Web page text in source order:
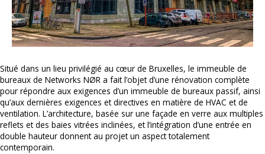
Situé dans un lieu privilégié au cœur de Bruxelles, le immeuble de
bureaux de Networks NØR a fait l’objet d’une rénovation complète
pour répondre aux exigences d’un immeuble de bureaux passif, ainsi
qu’aux dernières exigences et directives en matière de HVAC et de
ventilation. L’architecture, basée sur une façade en verre aux multiples
reflets et des baies vitrées inclinées, et l’intégration d’une entrée en
double hauteur donnent au projet un aspect totalement
contemporain.